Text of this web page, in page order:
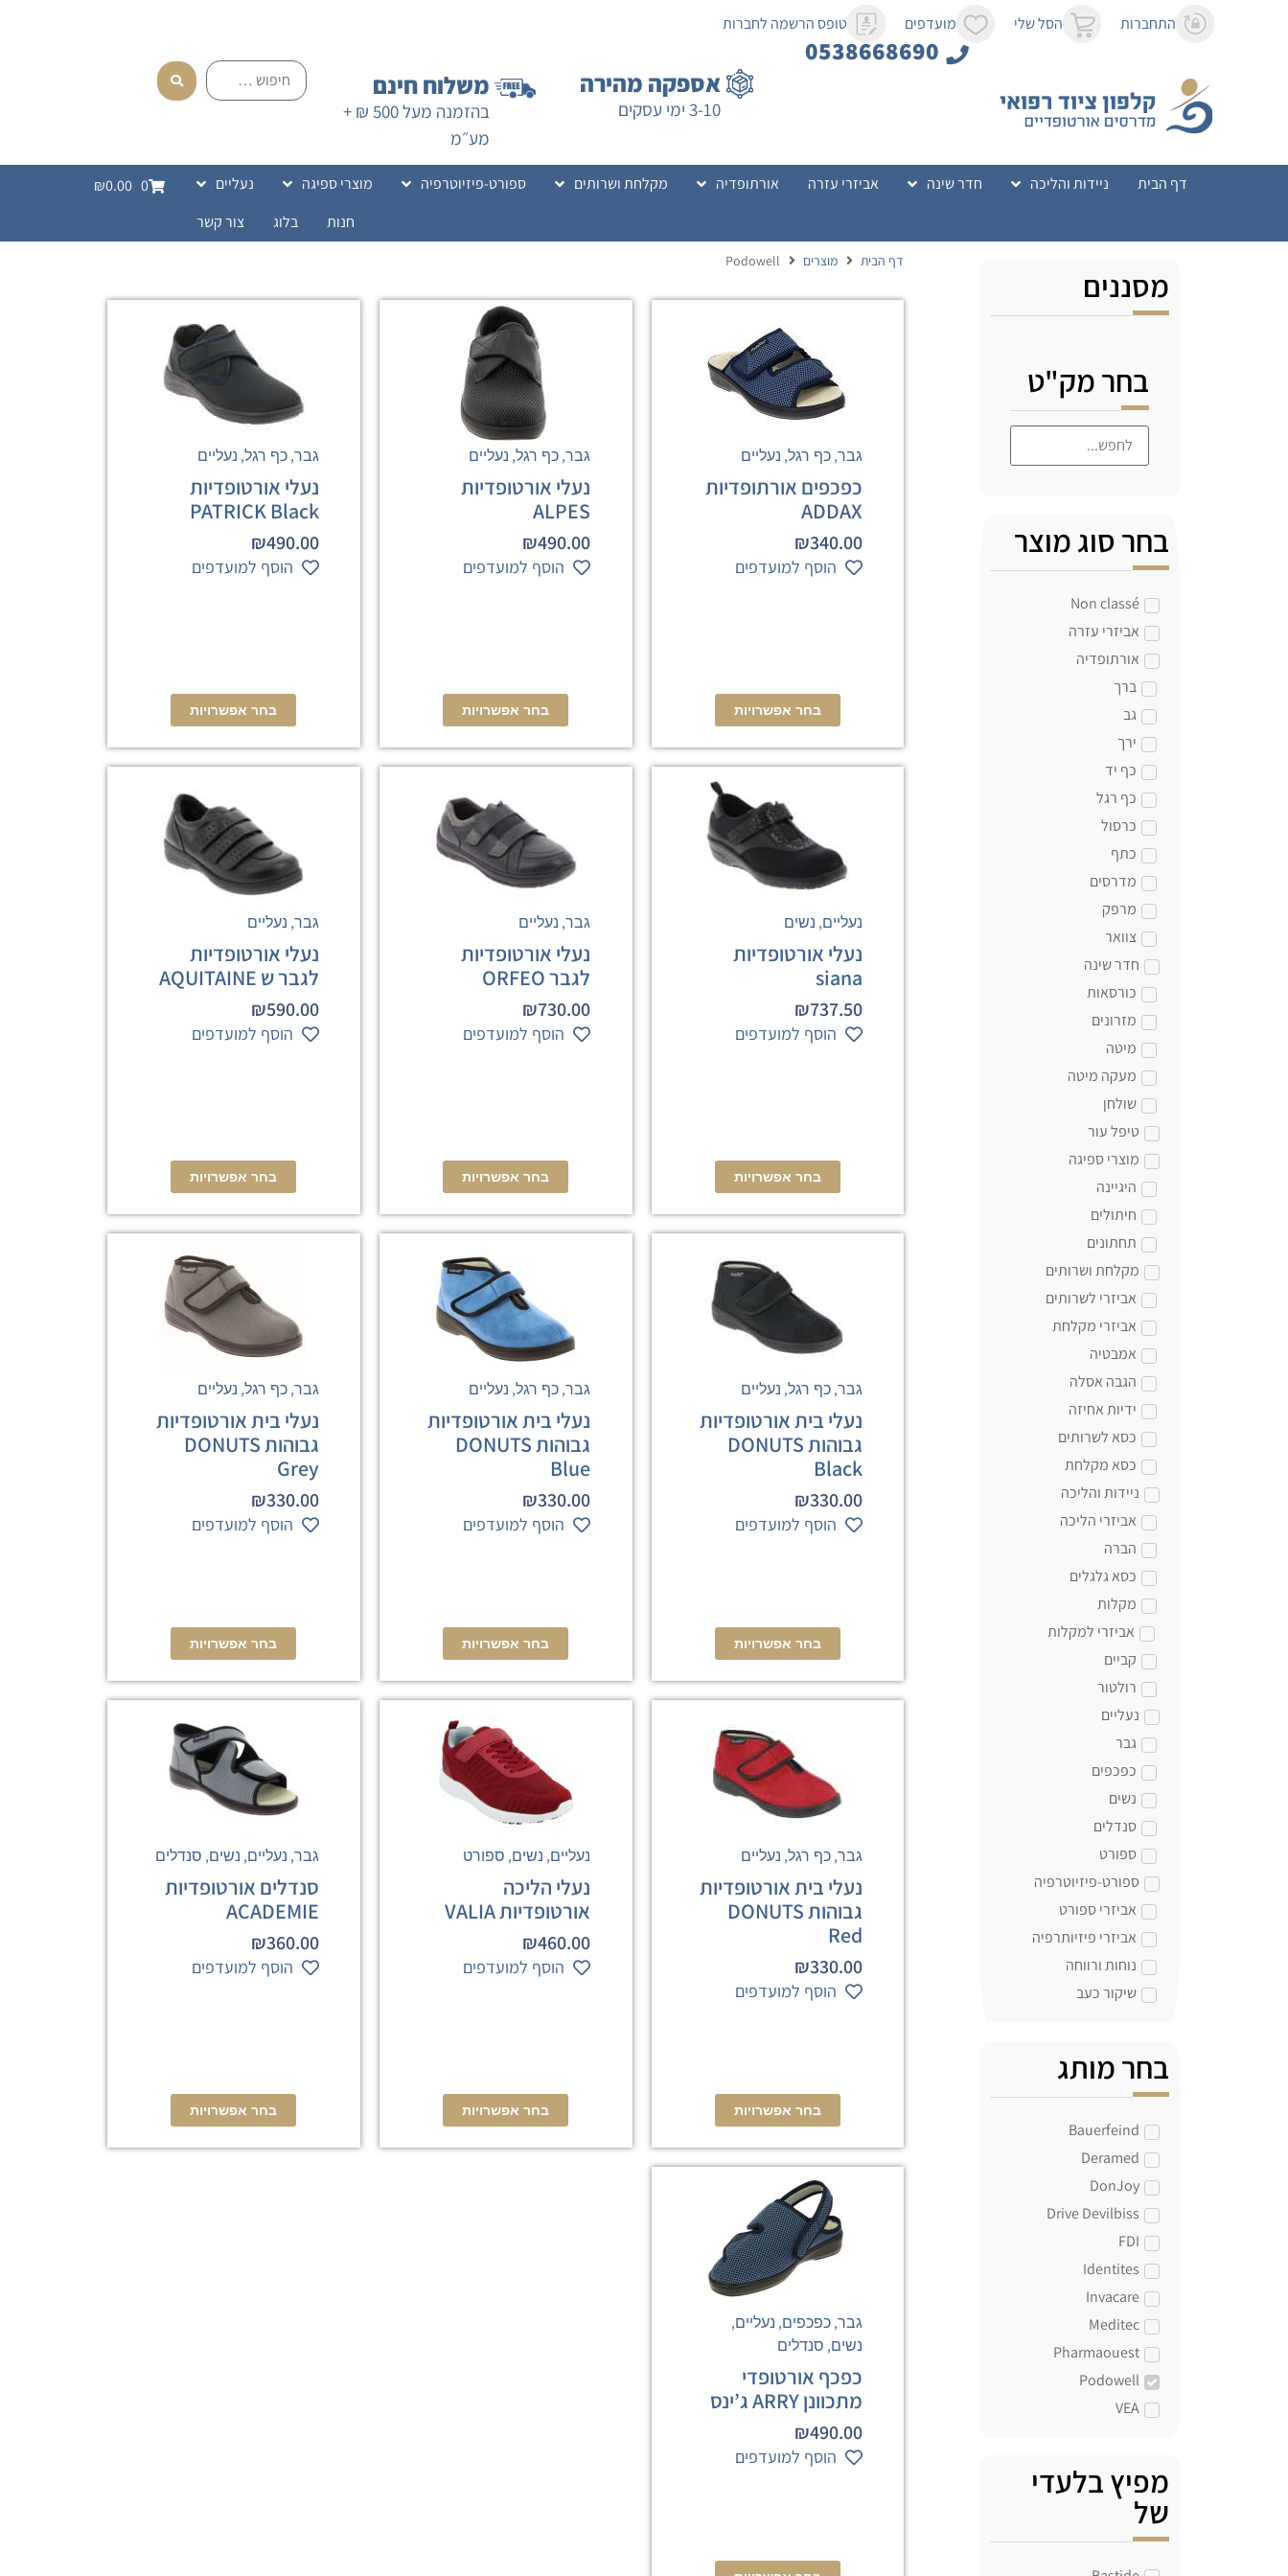
התחברות הסל שלי מועדפים טופס הרשמה לחברות
0538668690
אספקה מהירה
3-10 ימי עסקים
משלוח חינם
בהזמנה מעל 500 ₪ +
מע״מ
דף הבית ניידות והליכה חדר שינה אביזרי עזרה אורתופדיה מקלחת ושרותים ספורט-פיזיוטרפיה מוצרי ספיגה
נעליים
חנות
בלוג צור קשר
0
₪0.00
מסננים
בחר מק"ט
בחר סוג מוצר
Non classé
אביזרי עזרה
אורתופדיה
ברך
גב
ירך
כף יד
כף רגל
כרסול
כתף
מדרסים
מרפק
צוואר
חדר שינה
כורסאות
מזרונים
מיטה
מעקה מיטה
שולחן
טיפל עור
מוצרי ספיגה
היגיינה
חיתולים
תחתונים
מקלחת ושרותים
אביזרי לשרותים
אביזרי מקלחת
אמבטיה
הגבה אסלה
ידיות אחיזה
כסא לשרותים
כסא מקלחת
ניידות והליכה
אביזרי הליכה
הברה
כסא גלגלים
מקלות
אביזרי למקלות
קביים
רולטור
נעליים
גבר
כפכפים
נשים
סנדלים
ספורט
ספורט-פיזיוטרפיה
אביזרי ספורט
אביזרי פיזיותרפיה
נוחות ורווחה
שיקור כעב
בחר מותג
Bauerfeind
Deramed
DonJoy
Drive Devilbiss
FDI
Identites
Invacare
Meditec
Pharmaouest
Podowell
VEA
מפיץ בלעדי
של
דף הבית מוצרים Podowell
גבר, כף רגל, נעליים
כפכפים אורתופדיות
ADDAX
₪340.00
הוסף למועדפים
בחר אפשרויות
גבר, כף רגל, נעליים
נעלי אורטופדיות
ALPES
₪490.00
הוסף למועדפים
בחר אפשרויות
גבר,כף רגל, נעליים
נעלי אורטופדיות
PATRICK Black
₪490.00
הוסף למועדפים
בחר אפשרויות
נעליים, נשים
נעלי אורטופדיות
siana
₪737.50
הוסף למועדפים
בחר אפשרויות
גבר, נעליים
נעלי אורטופדיות
לגבר ORFEO
₪730.00
הוסף למועדפים
בחר אפשרויות
גבר, נעליים
נעלי אורטופדיות
לגבר ש AQUITAINE
₪590.00
הוסף למועדפים
בחר אפשרויות
גבר, כף רגל, נעליים
נעלי בית אורטופדיות
גבוהות DONUTS
Black
₪330.00
הוסף למועדפים
בחר אפשרויות
גבר, כף רגל, נעליים
נעלי בית אורטופדיות
גבוהות DONUTS
Blue
₪330.00
הוסף למועדפים
בחר אפשרויות
גבר,כף רגל, נעליים
נעלי בית אורטופדיות
גבוהות DONUTS
Grey
₪330.00
הוסף למועדפים
בחר אפשרויות
גבר, כף רגל, נעליים
נעלי בית אורטופדיות
גבוהות DONUTS
Red
₪330.00
הוסף למועדפים
בחר אפשרויות
נעליים, נשים, ספורט
נעלי הליכה
אורטופדיות VALIA
₪460.00
הוסף למועדפים
בחר אפשרויות
גבר, נעליים, נשים, סנדלים
סנדלים אורטופדיות
ACADEMIE
₪360.00
הוסף למועדפים
בחר אפשרויות
גבר, כפכפים, נעליים,
נשים, סנדלים
כפכף אורטופדי
מתכוונן ARRY ג’ינס
₪490.00
הוסף למועדפים